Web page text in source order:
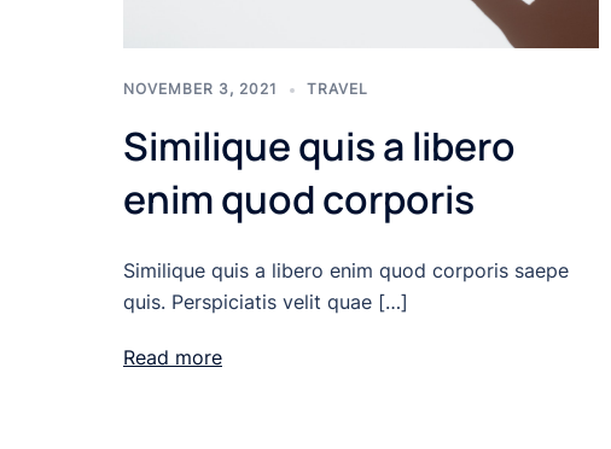
NOVEMBER 3, 2021 TRAVEL
Similique quis a libero
enim quod corporis
Similique quis a libero enim quod corporis saepe
quis. Perspiciatis velit quae […]
Read more